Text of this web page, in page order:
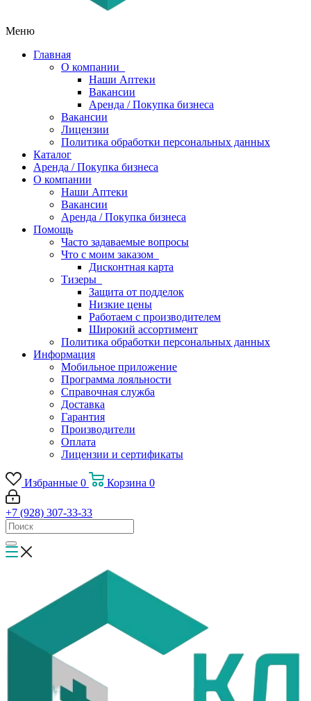
Меню
Главная
О компании
Наши Аптеки
Вакансии
Аренда / Покупка бизнеса
Вакансии
Лицензии
Политика обработки персональных данных
Каталог
Аренда / Покупка бизнеса
О компании
Наши Аптеки
Вакансии
Аренда / Покупка бизнеса
Помощь
Часто задаваемые вопросы
Что с моим заказом
Дисконтная карта
Тизеры
Защита от подделок
Низкие цены
Работаем с производителем
Широкий ассортимент
Политика обработки персональных данных
Информация
Мобильное приложение
Программа лояльности
Справочная служба
Доставка
Гарантия
Производители
Оплата
Лицензии и сертификаты
Избранные 0 Корзина 0
+7 (928) 307-33-33